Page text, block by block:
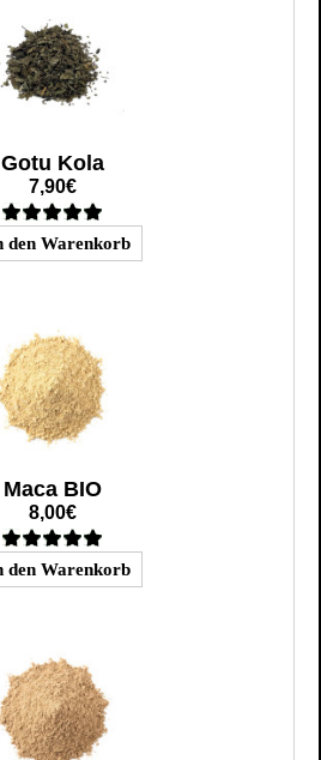
Gotu Kola
7,90€
Maca BIO
8,00€